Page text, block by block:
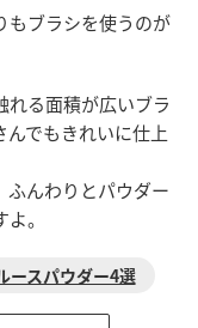
もブラシを使うのが
れる面積が広いブラ
でもきれいに仕上
ふんわりとパウダー
。
ースパウダー4選